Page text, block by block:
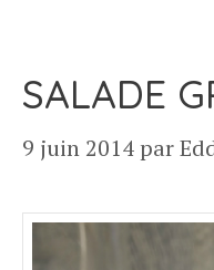
SALADE
9 juin 2014 par